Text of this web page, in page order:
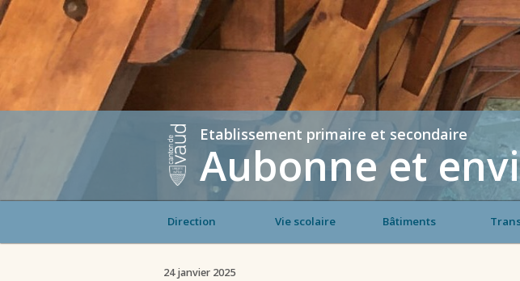
Etablissement primaire et secondaire
Aubonne et
Direction Vie scolaire Bâtiments
24 janvier 2025